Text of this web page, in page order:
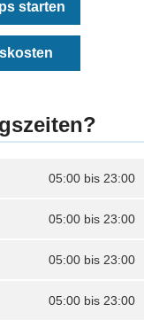
starten
05:00 bis 23:00
05:00 bis 23:00
05:00 bis 23:00
05:00 bis 23:00